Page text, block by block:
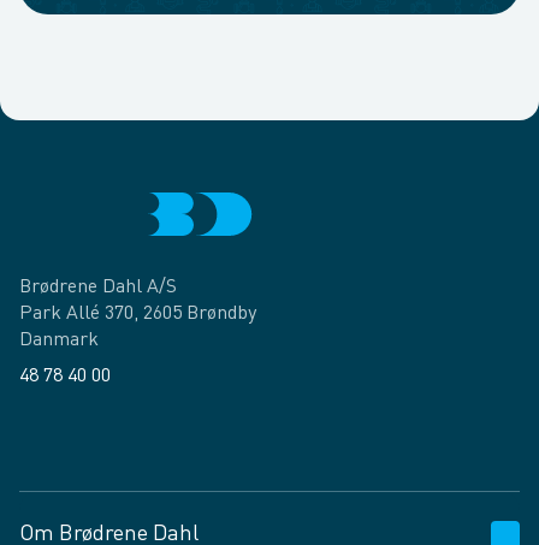
Brødrene Dahl A/S
Park Allé 370, 2605 Brøndby
Danmark
48 78 40 00
Om Brødrene Dahl